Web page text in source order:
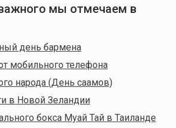
мы отмечаем в
день бармена
мобильного телефона
народа (День саамов)
в Новой Зеландии
бокса Муай Тай в Таиланде